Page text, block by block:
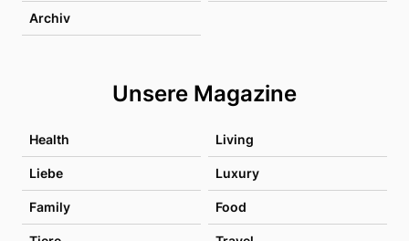
Archiv
Unsere Magazine
Health Living
Liebe Luxury
Family Food